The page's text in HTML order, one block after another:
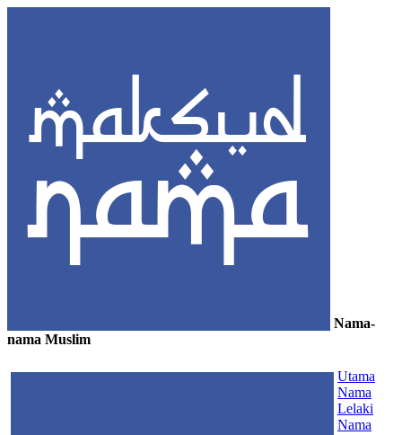
Nama-
nama Muslim
Utama
Nama
Lelaki
Nama